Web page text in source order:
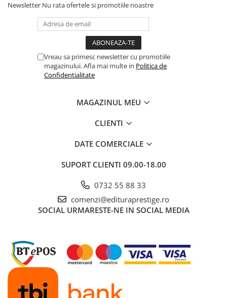
Descopera si invata
Din ograda
Carti de colorat
COLOREAZA CU PRIETENII
Codul copiilor de succes
Culegeri Auxiliare
Enciclopedii
Kids Book Club
Legende istorice
Newsletter Nu rata ofertele si promotiile noastre
Vreau sa primesc newsletter cu promotiile
magazinului. Afla mai multe in Politica de
Confidentialitate
MAGAZINUL MEU
CLIENTI
DATE COMERCIALE
SUPORT CLIENTI 09.00-18.00
0732 55 88 33
comenzi@edituraprestige.ro
SOCIAL URMARESTE-NE IN SOCIAL MEDIA